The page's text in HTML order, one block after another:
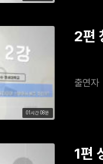
01시간 08분
2편
출연자
1편